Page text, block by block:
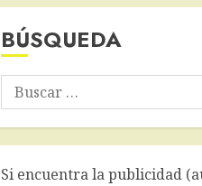
BÚSQUEDA
Buscar:
Si encuentra la publicidad